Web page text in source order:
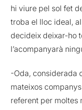
hi viure pel sol fet
troba el lloc ideal,
decideix deixar-ho
l’acompanyarà
-Oda, considerada
mateixos
referent per moltes